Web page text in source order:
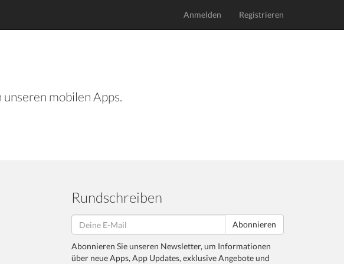
Anmelden Registrieren
mobilen Apps.
Rundschreiben
Abonnieren
Abonnieren Sie unseren Newsletter, um Informationen
über neue Apps, App Updates, exklusive Angebote und